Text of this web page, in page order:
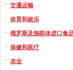
交通运输
体育和娱乐
俄罗斯及独联体进口食
保健和医疗
农业